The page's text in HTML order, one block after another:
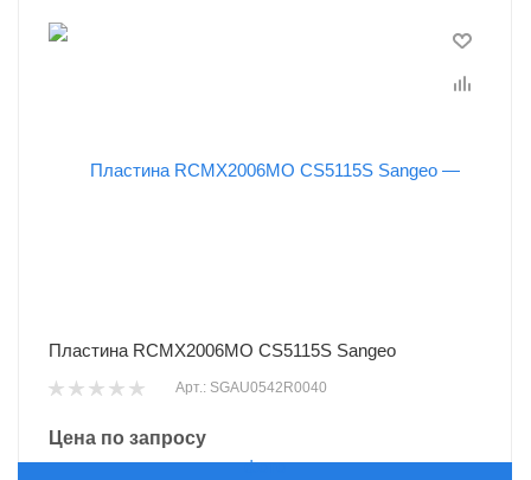
Пластина RCMX2006MO CS5115S Sangeo
Арт.: SGAU0542R0040
Цена по запросу